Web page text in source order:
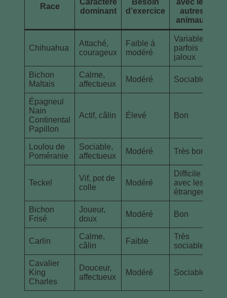
Race
dominant
d’exercice
autres
animaux
Chihuahua
Attaché,
courageux
Faible à
modéré
Variable,
parfois
jaloux
Bichon
Maltais
Calme,
affectueux
Modéré Sociable
Épagneul
Nain
Continental
Papillon
Actif, câlin Élevé Bon
Loulou de
Poméranie
Sociable,
affectueux
Modéré Très bon
Teckel
Vif, pot de
colle
Modéré
Difficile
avec les
étrangers
Bichon
Frisé
Joueur,
doux
Modéré Bon
Carlin
Calme,
câlin
Faible
Très
sociable
Cavalier
King
Charles
Douceur,
affectueux
Modéré Sociable